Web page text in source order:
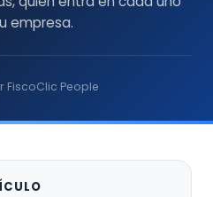
empresa.
FiscoClic People